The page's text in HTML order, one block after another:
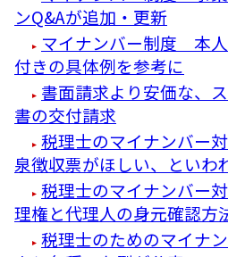
ンQ&Aが追加・更新
マイナンバー制度 本
付きの具体例を参考に
書面請求より安価な、
書の交付請求
税理士のマイナンバー
泉徴収票がほしい、といわ
税理士のマイナンバー
理権と代理人の身元確認方
税理士のためのマイナ